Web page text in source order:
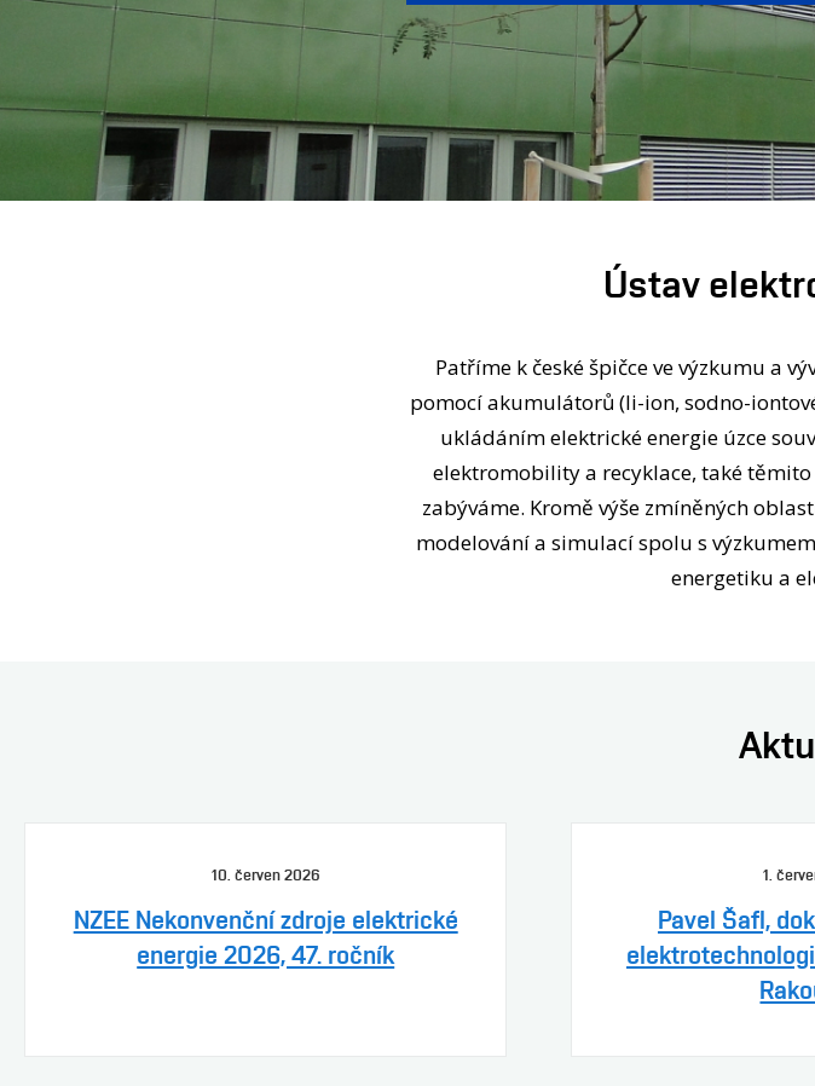
Ústav
Patříme k české špičce ve výzkumu a
pomocí akumulátorů (li-ion, sodno-
ukládáním elektrické energie úzce
elektromobility a recyklace, také
zabýváme. Kromě výše zmíněných
modelování a simulací spolu s
energetiku a
10. červen 2026
NZEE Nekonvenční zdroje elektrické
energie 2026, 47. ročník
1.
Pavel Šafl,